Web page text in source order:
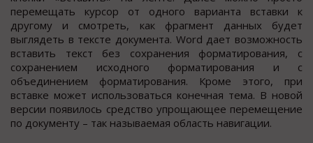
перемещать курсор от одного варианта вставки к
другому и смотреть, как фрагмент данных будет
выглядеть в тексте документа. Word дает возможность
вставить текст без сохранения форматирования, с
сохранением исходного форматирования и с
объединением форматирования. Кроме этого, при
вставке может использоваться конечная тема. В новой
версии появилось средство упрощающее перемещение
по документу – так называемая область навигации.